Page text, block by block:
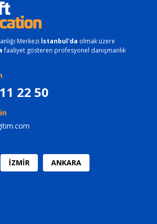
Merkezi İstanbul'da olmak üzere
faaliyet gösteren profesyonel danışmanlık
22 50
İZMİR ANKARA